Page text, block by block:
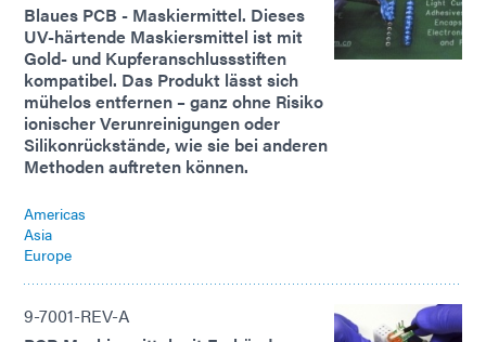
Blaues PCB - Maskiermittel. Dieses
UV-härtende Maskiersmittel ist mit
Gold- und Kupferanschlussstiften
kompatibel. Das Produkt lässt sich
mühelos entfernen – ganz ohne Risiko
ionischer Verunreinigungen oder
Silikonrückstände, wie sie bei anderen
Methoden auftreten können.
Americas
Asia
Europe
9-7001-REV-A